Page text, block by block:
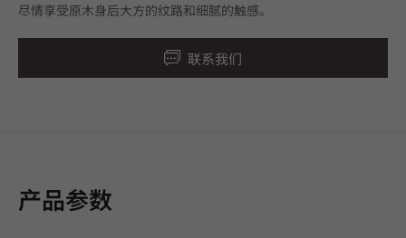
尽情享受原木身后大方的纹路和细腻的触感。
联系我们
产品参数